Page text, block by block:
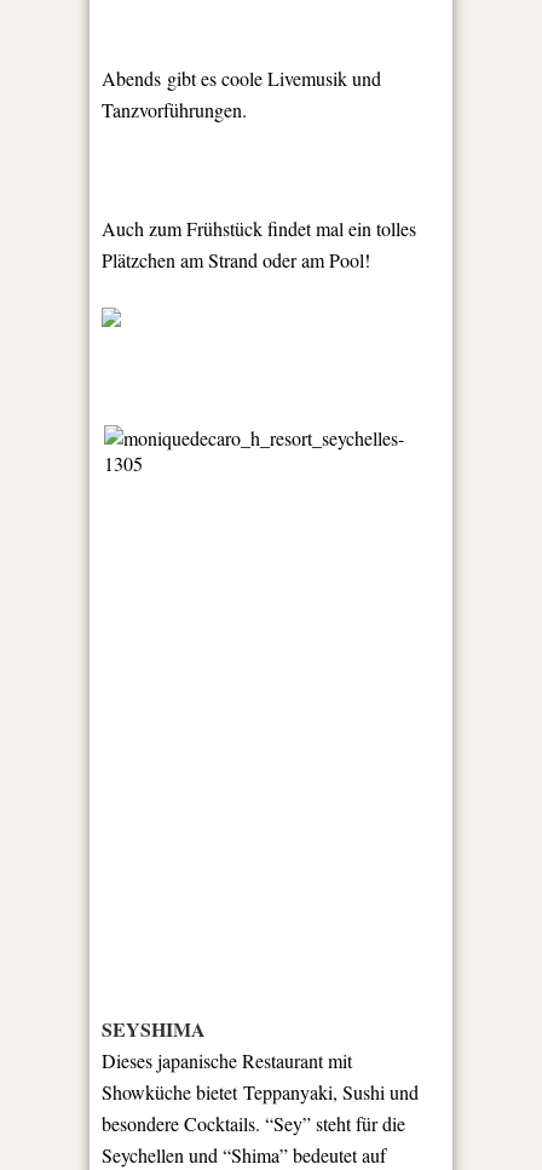
Abends gibt es coole Livemusik und
Tanzvorführungen.
Auch zum Frühstück findet mal ein tolles
Plätzchen am Strand oder am Pool!
SEYSHIMA
Dieses japanische Restaurant mit
Showküche bietet Teppanyaki, Sushi und
besondere Cocktails. “Sey” steht für die
Seychellen und “Shima” bedeutet auf